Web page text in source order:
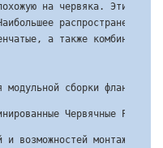
на червяка. Этим и
распространение
а также
модульной сборки фланцев,
Червячные
возможностей монтажа